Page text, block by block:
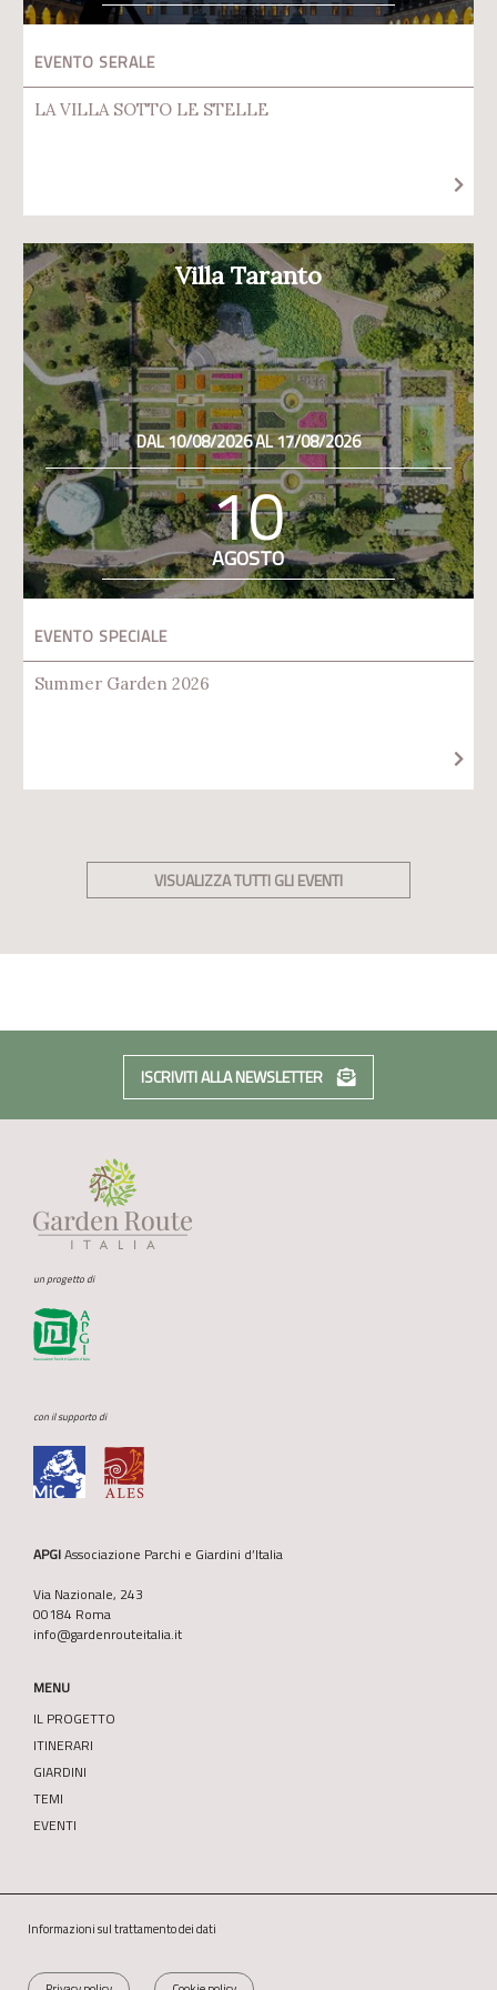
EVENTO SERALE
LA VILLA SOTTO LE STELLE
Villa Taranto
DAL 10/08/2026 AL 17/08/2026
10
AGOSTO
EVENTO SPECIALE
Summer Garden 2026
VISUALIZZA TUTTI GLI EVENTI
ISCRIVITI ALLA NEWSLETTER
un progetto di
con il supporto di
APGIAssociazione Parchi e Giardini d’Italia
Via Nazionale, 243
00184 Roma
info@gardenrouteitalia.it
MENU
IL PROGETTO
ITINERARI
GIARDINI
TEMI
EVENTI
Informazioni sul trattamento dei dati